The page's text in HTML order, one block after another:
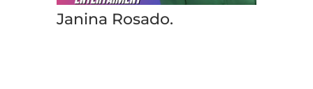
Janina Rosado.